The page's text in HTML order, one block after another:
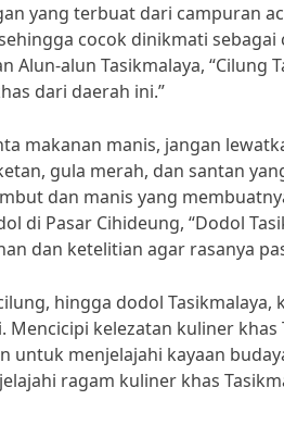
yang terbuat dari campuran
cocok dinikmati
Alun-alun Tasikmalaya,
dari daerah ini.”
makanan manis, jangan
gula merah, dan santan
dan manis yang
di Pasar Cihideung, “Dodol
dan ketelitian agar rasanya
hingga dodol
Mencicipi kelezatan kuliner
untuk menjelajahi kayaan
ragam kuliner khas